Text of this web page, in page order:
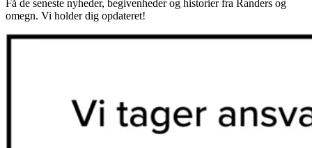
Få de seneste nyheder, begivenheder og historier fra Randers og
omegn. Vi holder dig opdateret!